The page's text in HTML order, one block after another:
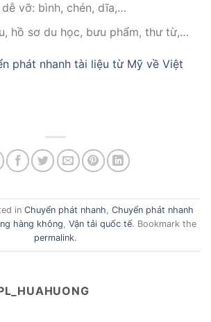
vỡ: bình, chén, dĩa,…
hồ sơ du học, bưu phẩm, thư từ,…
phát nhanh tài liệu từ Mỹ về Việt
in Chuyển phát nhanh Chuyển phát nhanh
hàng không Vận tải quốc tế. Bookmark the
permalink.